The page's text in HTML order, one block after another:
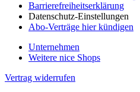
Barrierefreiheitserklärung
Datenschutz-Einstellungen
Abo-Verträge hier kündigen
Unternehmen
Weitere nice Shops
Vertrag widerrufen